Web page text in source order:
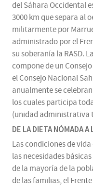
del Sáhara Occidental
3000 km que separa al
militarmente por
administrado por el
su soberanía la RASD.
compone de un
el Consejo Nacional
anualmente se
los cuales participa
(unidad administrativa
DE LA DIETA NÓMADA A
Las condiciones de
las necesidades
de la mayoría de la
de las familias, el